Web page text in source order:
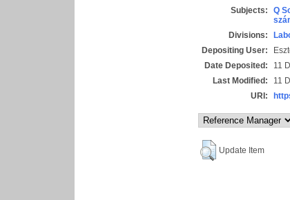
Subjects:
Q
Divisions:
Depositing User:
Date Deposited:
11
Last Modified:
11
URI:
Update Item